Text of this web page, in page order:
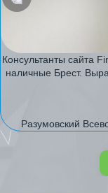
Консультанты сайта
наличные Брест.
Разумовский